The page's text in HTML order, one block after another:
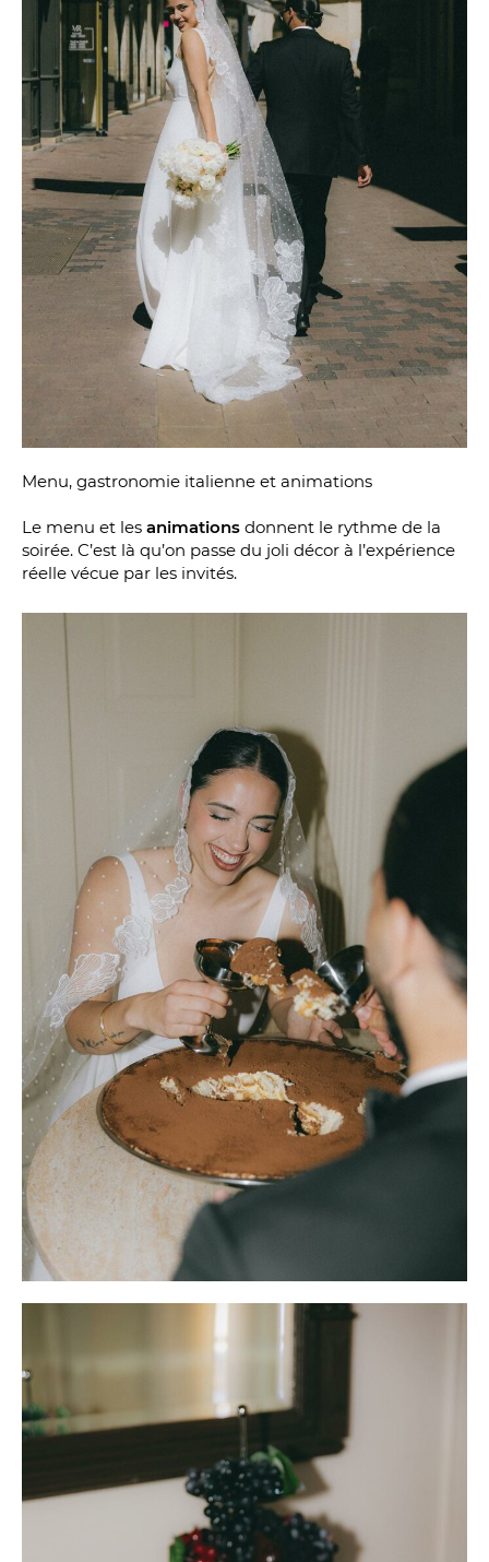
Menu, gastronomie italienne et animations
Le menu et les animations donnent le rythme de la
soirée. C’est là qu’on passe du joli décor à l’expérience
réelle vécue par les invités.